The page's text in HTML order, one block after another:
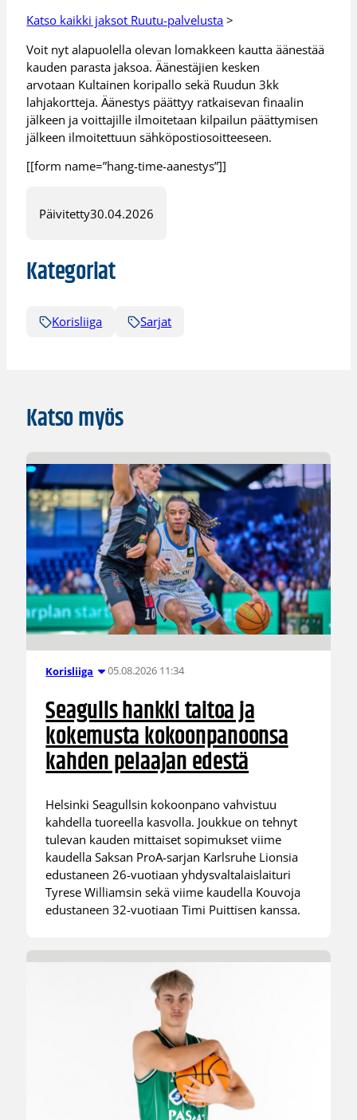
Katso kaikki jaksot Ruutu-palvelusta >
Voit nyt alapuolella olevan lomakkeen kautta äänestää
kauden parasta jaksoa. Äänestäjien kesken
arvotaan Kultainen koripallo sekä Ruudun 3kk
lahjakortteja. Äänestys päättyy ratkaisevan finaalin
jälkeen ja voittajille ilmoitetaan kilpailun päättymisen
jälkeen ilmoitettuun sähköpostiosoitteeseen.
[[form name=”hang-time-aanestys”]]
Päivitetty30.04.2026
Kategoriat
Korisliiga Sarjat
Katso myös
Korisliiga 05.08.2026 11:34
Seagulls hankki taitoa ja
kokemusta kokoonpanoonsa
kahden pelaajan edestä
Helsinki Seagullsin kokoonpano vahvistuu
kahdella tuoreella kasvolla. Joukkue on tehnyt
tulevan kauden mittaiset sopimukset viime
kaudella Saksan ProA-sarjan Karlsruhe Lionsia
edustaneen 26-vuotiaan yhdysvaltalaislaituri
Tyrese Williamsin sekä viime kaudella Kouvoja
edustaneen 32-vuotiaan Timi Puittisen kanssa.